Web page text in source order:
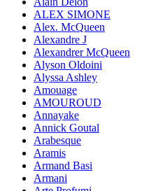
ALEX SIMONE
Alex. McQueen
Alexandre J
Alexandrer McQueen
Alyson Oldoini
Alyssa Ashley
Amouage
AMOUROUD
Annayake
Annick Goutal
Arabesque
Aramis
Armand Basi
Armani